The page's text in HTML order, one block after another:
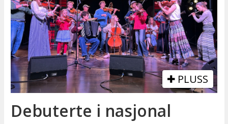
PLUSS
Debuterte i nasjonal